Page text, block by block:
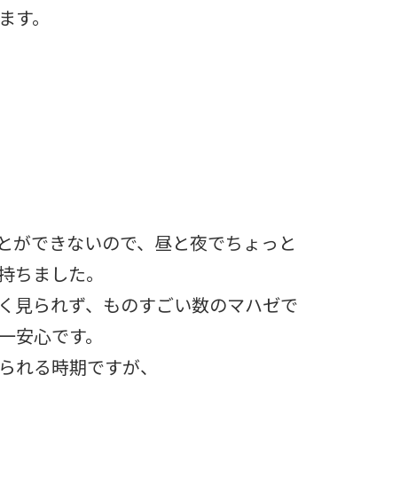
。
ができないので、昼と夜でちょっと
ました。
見られず、ものすごい数のマハゼで
心です。
れる時期ですが、